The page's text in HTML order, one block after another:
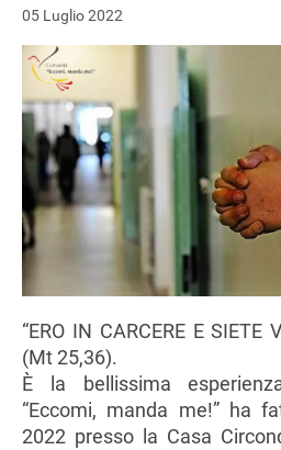
05 Luglio 2022
“ERO IN CARCERE E SIETE
(Mt 25,36).
È la bellissima
“Eccomi, manda me!” ha
2022 presso la Casa